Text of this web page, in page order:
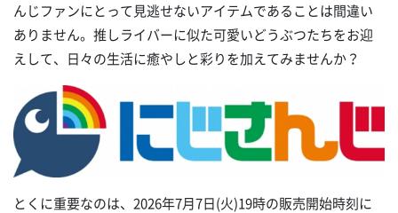
んじファンにとって見逃せないアイテムであることは間違い
ありません。推しライバーに似た可愛いどうぶつたちをお迎
えして、日々の生活に癒やしと彩りを加えてみませんか？
とくに重要なのは、2026年7月7日(火)19時の販売開始時刻に